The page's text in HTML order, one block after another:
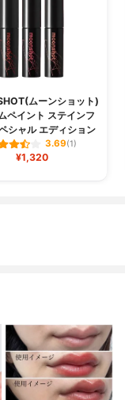
ムーンショット)
ペイント ステインフ
シャル エディション
3.69(1)
¥1,320